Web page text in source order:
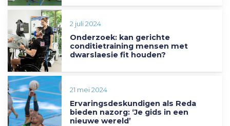
2 juli 2024
Onderzoek: kan gerichte
conditietraining mensen met
dwarslaesie fit houden?
21 mei 2024
Ervaringsdeskundigen als Reda
bieden nazorg: ‘Je gids in een
nieuwe wereld’